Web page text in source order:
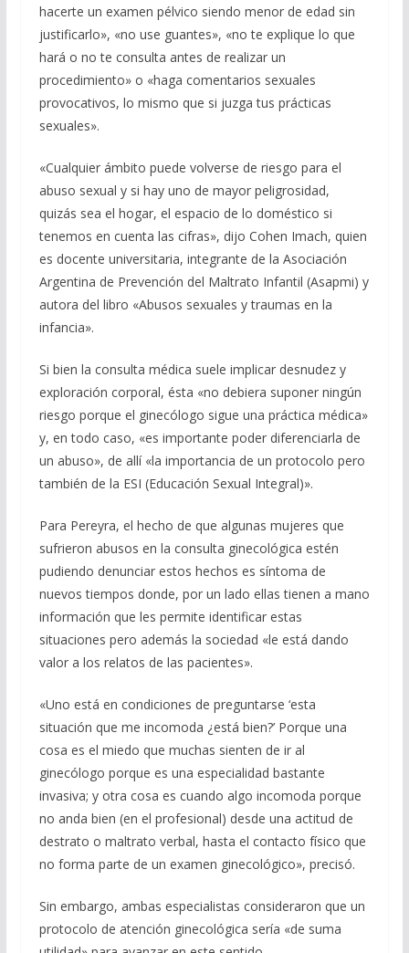
hacerte un examen pélvico siendo menor de edad sin
justificarlo», «no use guantes», «no te explique lo que
hará o no te consulta antes de realizar un
procedimiento» o «haga comentarios sexuales
provocativos, lo mismo que si juzga tus prácticas
sexuales».
«Cualquier ámbito puede volverse de riesgo para el
abuso sexual y si hay uno de mayor peligrosidad,
quizás sea el hogar, el espacio de lo doméstico si
tenemos en cuenta las cifras», dijo Cohen Imach, quien
es docente universitaria, integrante de la Asociación
Argentina de Prevención del Maltrato Infantil (Asapmi) y
autora del libro «Abusos sexuales y traumas en la
infancia».
Si bien la consulta médica suele implicar desnudez y
exploración corporal, ésta «no debiera suponer ningún
riesgo porque el ginecólogo sigue una práctica médica»
y, en todo caso, «es importante poder diferenciarla de
un abuso», de allí «la importancia de un protocolo pero
también de la ESI (Educación Sexual Integral)».
Para Pereyra, el hecho de que algunas mujeres que
sufrieron abusos en la consulta ginecológica estén
pudiendo denunciar estos hechos es síntoma de
nuevos tiempos donde, por un lado ellas tienen a mano
información que les permite identificar estas
situaciones pero además la sociedad «le está dando
valor a los relatos de las pacientes».
«Uno está en condiciones de preguntarse ‘esta
situación que me incomoda ¿está bien?’ Porque una
cosa es el miedo que muchas sienten de ir al
ginecólogo porque es una especialidad bastante
invasiva; y otra cosa es cuando algo incomoda porque
no anda bien (en el profesional) desde una actitud de
destrato o maltrato verbal, hasta el contacto físico que
no forma parte de un examen ginecológico», precisó.
Sin embargo, ambas especialistas consideraron que un
protocolo de atención ginecológica sería «de suma